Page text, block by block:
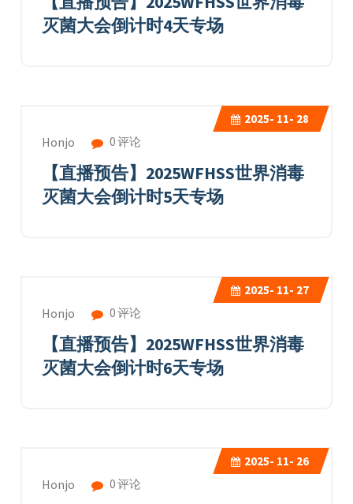
灭菌大会倒计时4天专场
2025- 11- 28
Honjo 0 评论
【直播预告】2025WFHSS世界消毒
灭菌大会倒计时5天专场
2025- 11- 27
Honjo 0 评论
【直播预告】2025WFHSS世界消毒
灭菌大会倒计时6天专场
2025- 11- 26
Honjo 0 评论